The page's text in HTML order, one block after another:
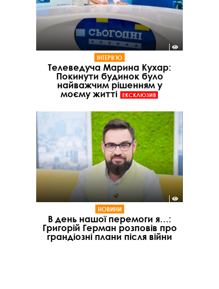
ІНТЕРВ'Ю
Телеведуча Марина Кухар:
Покинути будинок було
найважчим рішенням у
моєму житті
ЕКСКЛЮЗИВ
НОВИНИ
В день нашої перемоги я…:
Григорій Герман розповів про
грандіозні плани після війни